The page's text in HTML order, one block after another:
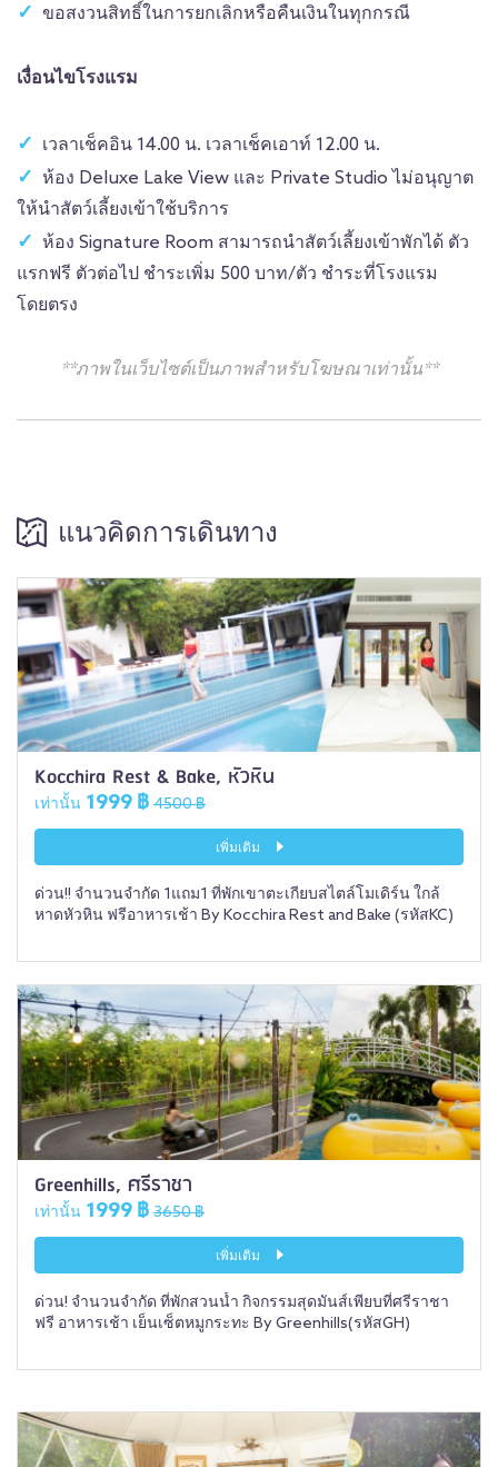
ขอสงวนสิทธิ์ในการยกเลิกหรือคืนเงินในทุกกรณี
เงื่อนไขโรงแรม
เวลาเช็คอิน 14.00 น. เวลาเช็คเอาท์ 12.00 น.
ห้อง Deluxe Lake View และ Private Studio ไม่อนุญาต
ให้นำสัตว์เลี้ยงเข้าใช้บริการ
ห้อง Signature Room สามารถนำสัตว์เลี้ยงเข้าพักได้ ตัว
แรกฟรี ตัวต่อไป ชำระเพิ่ม 500 บาท/ตัว ชำระที่โรงแรม
โดยตรง
**ภาพในเว็บไซต์เป็นภาพสำหรับโฆษณาเท่านั้น**
แนวคิดการเดินทาง
Kocchira Rest & Bake, หัวหิน
เท่านั้น 1999 ฿ 4500 ฿
เพิ่มเติม
ด่วน!! จำนวนจำกัด 1แถม1 ที่พักเขาตะเกียบสไตล์โมเดิร์น ใกล้
หาดหัวหิน ฟรีอาหารเช้า By Kocchira Rest and Bake (รหัสKC)
Greenhills, ศรีราชา
เท่านั้น 1999 ฿ 3650 ฿
เพิ่มเติม
ด่วน! จำนวนจำกัด ที่พักสวนน้ำ กิจกรรมสุดมันส์เพียบที่ศรีราชา
ฟรี อาหารเช้า เย็นเซ็ตหมูกระทะ By Greenhills(รหัสGH)